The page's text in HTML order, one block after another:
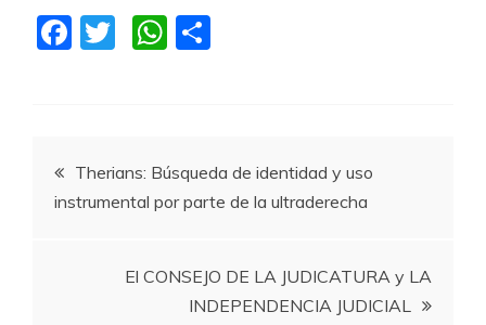
F
b
o
T
W
A
p
a
rti
Navegación
entradas
Therians: Búsqueda de identidad y uso
instrumental por parte de la ultraderecha
El CONSEJO DE LA JUDICATURA y LA
INDEPENDENCIA JUDICIAL